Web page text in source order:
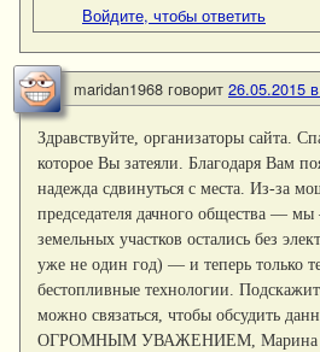
Войдите, чтобы ответить
maridan1968 говорит 26.05.2015
Здравствуйте, организаторы сайта.
которое Вы затеяли. Благодаря Вам
надежда сдвинуться с места. Из-за
председателя дачного общества —
земельных участков остались без
уже не один год) — и теперь
бестопливные технологии.
можно связаться, чтобы обсудить
ОГРОМНЫМ УВАЖЕНИЕМ, Марина Д